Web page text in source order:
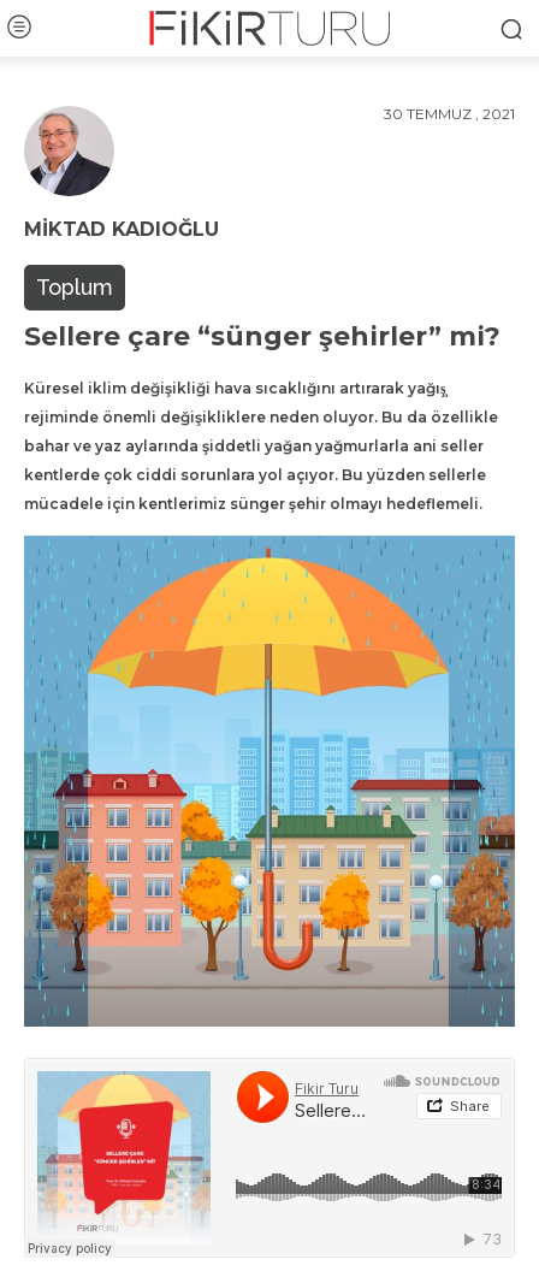
30 TEMMUZ , 2021
MIKTAD KADIOĞLU
Toplum
Sellere çare “sünger şehirler” mi?
Küresel iklim değişikliği hava sıcaklığını artırarak yağış̧
rejiminde önemli değişikliklere neden oluyor. Bu da özellikle
bahar ve yaz aylarında şiddetli yağan yağmurlarla ani seller
kentlerde çok ciddi sorunlara yol açıyor. Bu yüzden sellerle
mücadele için kentlerimiz sünger şehir olmayı hedeflemeli.